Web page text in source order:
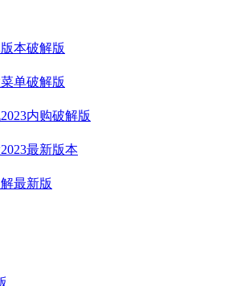
本破解版
单破解版
内购破解版
最新版本
最新版